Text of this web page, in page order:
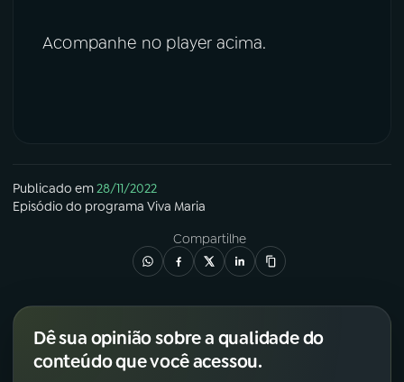
Acompanhe no player acima.
Publicado em28/11/2022
Episódio do programa Viva Maria
Compartilhe
Dê sua opinião sobre a qualidade do
conteúdo que você acessou.